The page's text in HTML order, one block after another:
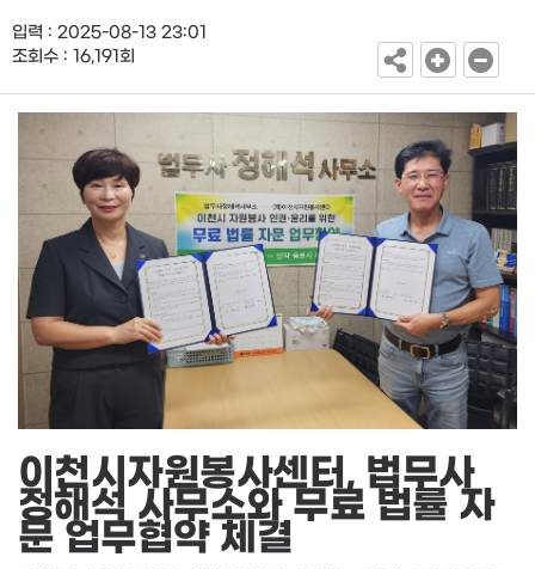
입력 : 2025-08-13 23:01
조회수 : 16,191회
이천시자원봉사센터, 법무사
정해석 사무소와 무료 법률 자
문 업무협약 체결